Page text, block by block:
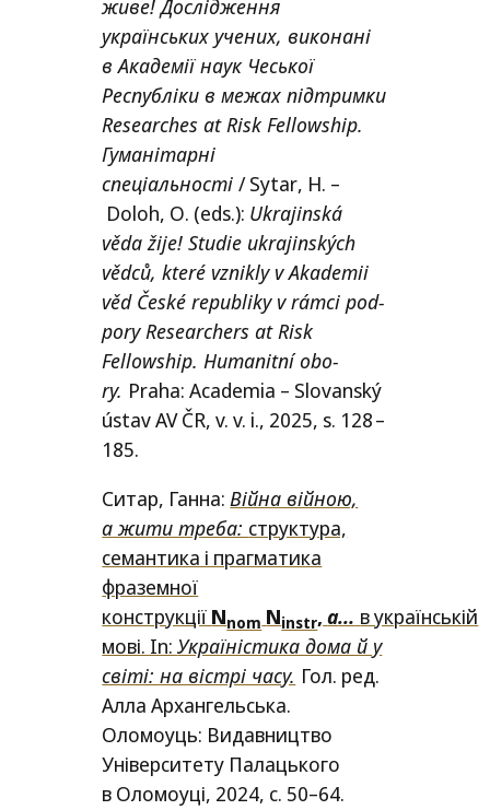
живе! Дослідження
українських учених, виконані
в Академії наук Чеської
Республіки в межах підтримки
Researches at Risk Fellowship.
Гуманітарні
спеціальності/Sytar, H. –
Doloh, O. (eds.): Ukrajinská
věda žije! Studie ukra­jin­ských
věd­ců, kte­ré vznik­ly v Akademii
věd České repub­li­ky v rám­ci pod­
po­ry Researchers at Risk
Fellowship. Humanitní obo­
ry. Praha: Academia – Slovanský
ústavAVČR, v. v. i., 2025, s. 128 –
185.
Ситар, Ганна:Війна війною,
а жити треба: структура,
семантика і прагматика
фраземної
конструкції Nnom Ninstr, а… в українській
мові. In:Україністика дома й у
світі: на вістрі часу. Гол. ред.
Алла Архангельська.
Оломоуць: Видавництво
Університету Палацького
в Оломоуці, 2024, с. 50–64.